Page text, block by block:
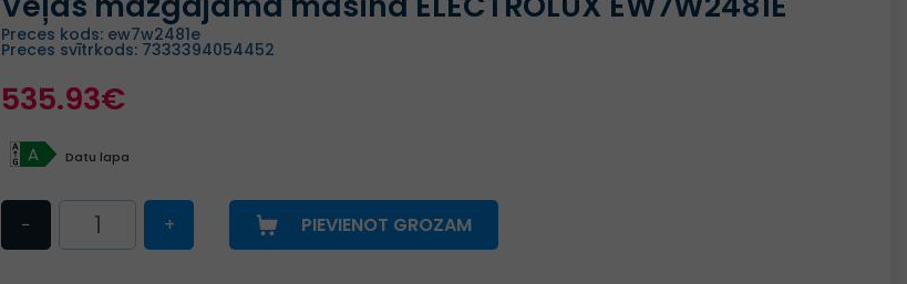
Preces kods: ew7w2481e
Preces svītrkods: 7333394054452
535.93€
A Datu lapa
− + PIEVIENOT GROZAM